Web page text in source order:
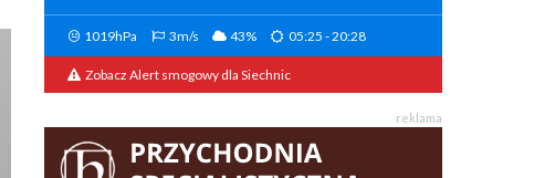
1019hPa 3m/s 43% 05:25 - 20:28
Zobacz Alert smogowy dla Siechnic
reklama